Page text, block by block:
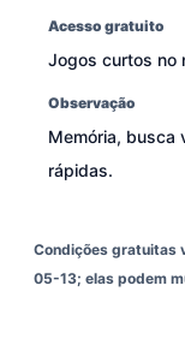
Acesso gratuito
Jogos curtos no
Observação
Memória, busca
rápidas.
Condições gratuitas
05-13; elas podem